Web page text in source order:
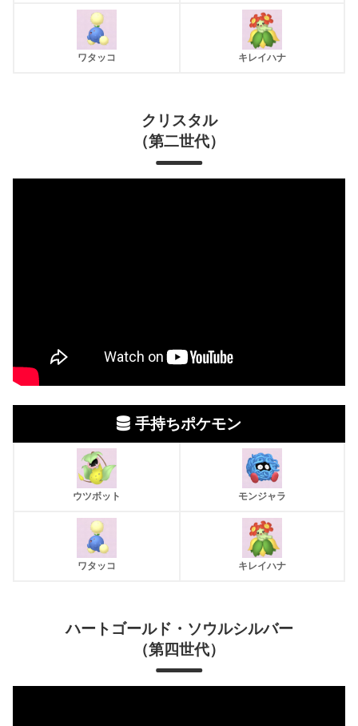
ワタッコ キレイハナ
クリスタル
（第二世代）
手持ちポケモン
ウツボット モンジャラ
ワタッコ キレイハナ
ハートゴールド・ソウルシルバー
（第四世代）